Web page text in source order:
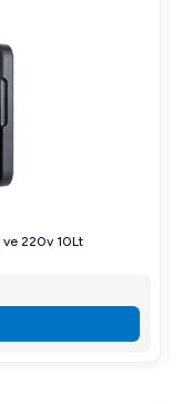
ve 220v 10Lt